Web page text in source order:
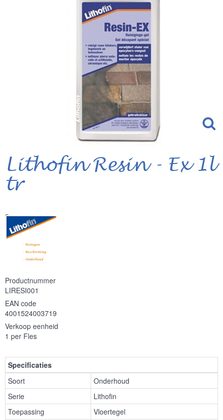
Lithofin Resin - Ex 1l
tr
Serie
Productnummer
LIRESI001
EAN code
4001524003719
Verkoop eenheid
1 per Fles
Specificaties
Soort
Onderhoud
Serie
Lithofin
Toepassing
Vloertegel